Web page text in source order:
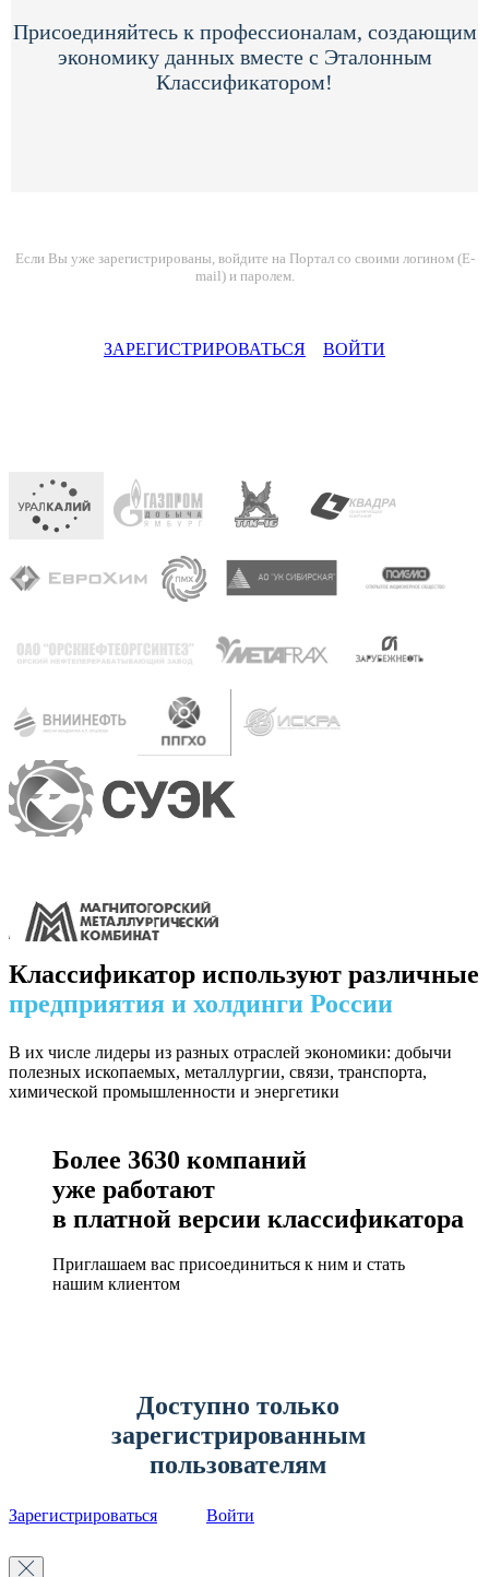
Присоединяйтесь к профессионалам, создающим
экономику данных вместе с Эталонным
Классификатором!
Если Вы уже зарегистрированы, войдите на Портал со своими логином (E-
mail) и паролем.
ЗАРЕГИСТРИРОВАТЬСЯ ВОЙТИ
Классификатор используют различные
предприятия и холдинги России
В их числе лидеры из разных отраслей экономики: добычи
полезных ископаемых, металлургии, связи, транспорта,
химической промышленности и энергетики
Более 3630 компаний
уже работают
в платной версии классификатора
Приглашаем вас присоединиться к ним и стать
нашим клиентом
Доступно только
зарегистрированным
пользователям
Зарегистрироваться Войти